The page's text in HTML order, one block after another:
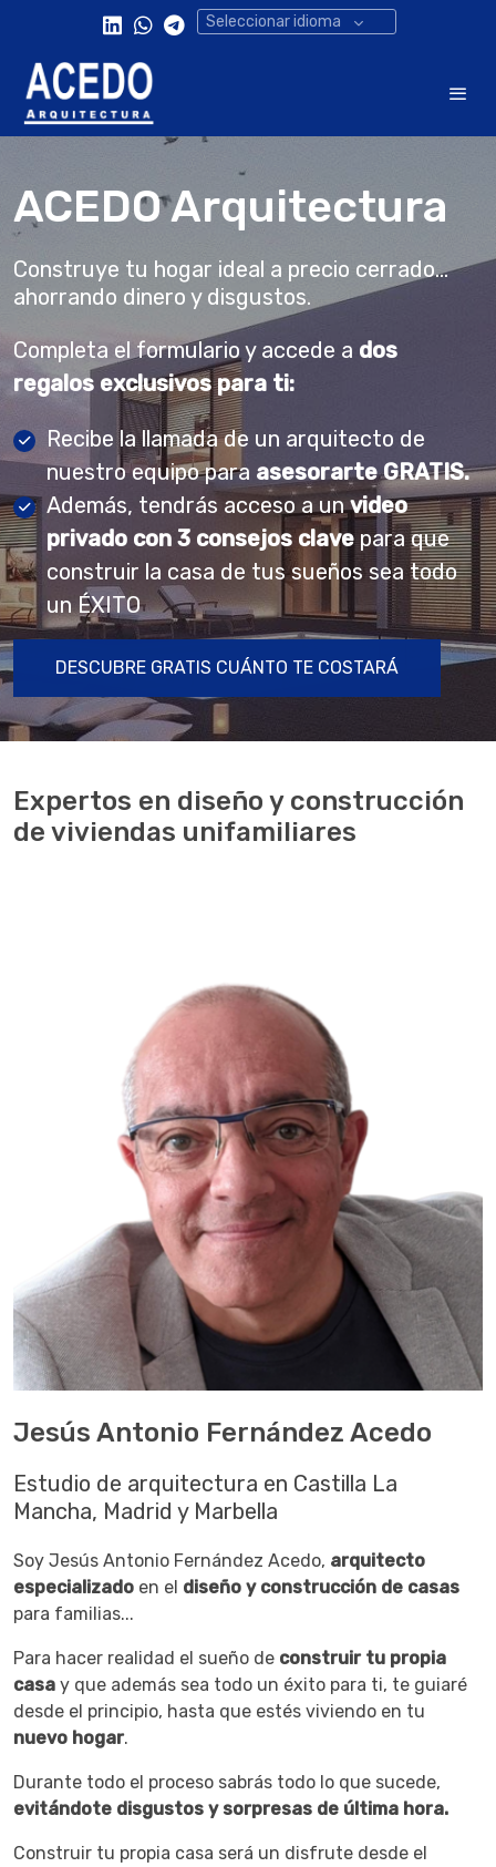
Seleccionar idioma
ACEDO Arquitectura
Construye tu hogar ideal a precio cerrado...
ahorrando dinero y disgustos.
Completa el formulario y accede a dos
regalos exclusivos para ti:
Recibe la llamada de un arquitecto de
nuestro equipo para asesorarte GRATIS.
Además, tendrás acceso a unvideo
privado con 3 consejos clavepara que
construir la casa de tus sueños sea todo
un ÉXITO
DESCUBRE GRATIS CUÁNTO TE COSTARÁ
Expertos en diseño y construcción
de viviendas unifamiliares
Jesús Antonio Fernández Acedo
Estudio de arquitectura en Castilla La
Mancha, Madrid y Marbella
Soy Jesús Antonio Fernández Acedo, arquitecto
especializado en el diseño y construcción de casas
para familias...
Para hacer realidad el sueño de construir tu propia
casa y que además sea todo un éxito para ti, te guiaré
desde el principio, hasta que estés viviendo en tu
nuevo hogar.
Durante todo el proceso sabrás todo lo que sucede,
evitándote disgustos y sorpresas de última hora.
Construir tu propia casa será un disfrute desde el